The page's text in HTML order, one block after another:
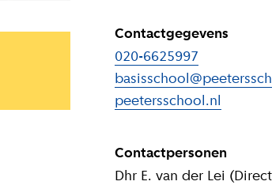
Contactgegevens
020-6625997
peetersschool.nl
Contactpersonen
Dhr E. van der Lei